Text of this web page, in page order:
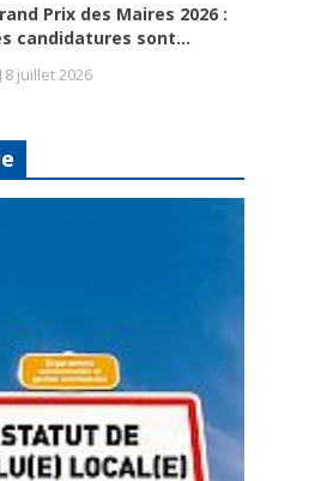
Prix des Maires 2026 :
candidatures sont...
8 juillet 2026